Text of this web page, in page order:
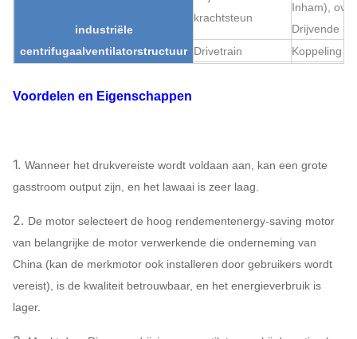
industriële
centrifugaalventilatorstructuur
krachtsteun
Inham),
Drijvende
Drivetrain
Koppeling
Motor
WEG,
Q235, Q345,
SS304,
HG785,
Voordelen en Eigenschappen
1. Wanneer het drukvereiste wordt voldaan aan, kan een grote
gasstroom output zijn, en het lawaai is zeer laag.
2. De motor selecteert de hoog rendementenergy-saving motor
van belangrijke de motor verwerkende die onderneming van
China (kan de merkmotor ook installeren door gebruikers wordt
vereist), is de kwaliteit betrouwbaar, en het energieverbruik is
lager.